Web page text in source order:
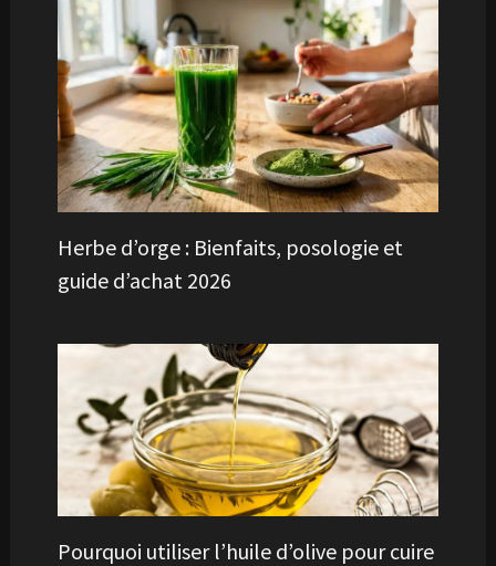
Herbe d’orge : Bienfaits, posologie et
guide d’achat 2026
Pourquoi utiliser l’huile d’olive pour cuire